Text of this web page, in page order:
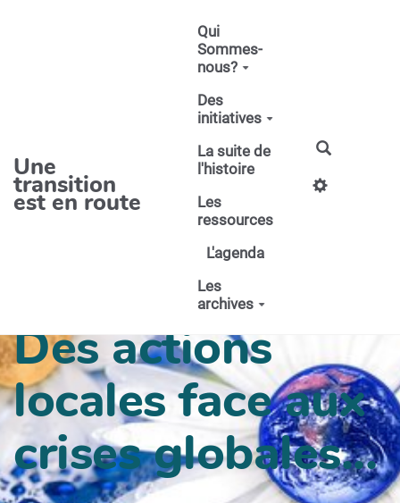
Une
transition
est en route
Qui
Sommes-
nous?
Des
initiatives
La suite de
l'histoire
Les
ressources
L'agenda
Les
archives
Des actions
locales face aux
crises globales...